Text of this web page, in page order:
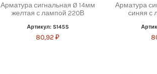
Арматура сигнальная Ø 14мм
желтая с лампой 220В
Артикул: S145S
80,92 ₽
Арматура
синяя с